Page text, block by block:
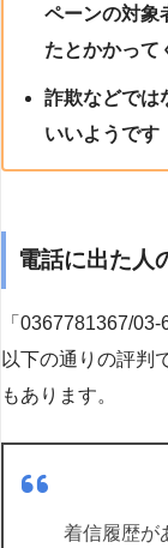
ペーンの対象
たとかかって
詐欺などでは
いいようです
電話に出た人
「0367781367/
以下の通りの評判
もあります。
着信履歴が